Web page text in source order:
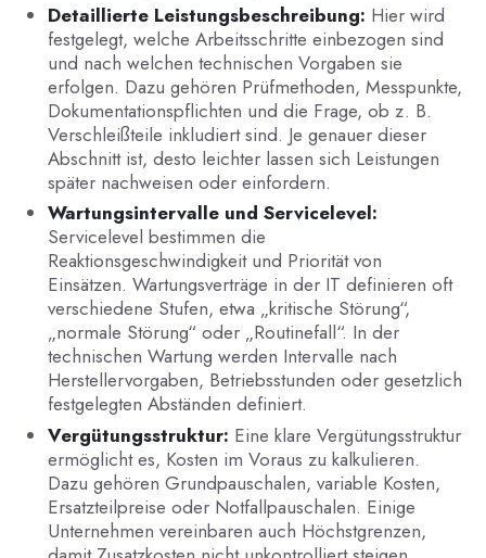
Detaillierte Leistungsbeschreibung: Hier wird
festgelegt, welche Arbeitsschritte einbezogen sind
und nach welchen technischen Vorgaben sie
erfolgen. Dazu gehören Prüfmethoden, Messpunkte,
Dokumentationspflichten und die Frage, ob z. B.
Verschleißteile inkludiert sind. Je genauer dieser
Abschnitt ist, desto leichter lassen sich Leistungen
später nachweisen oder einfordern.
Wartungsintervalle und Servicelevel:
Servicelevel bestimmen die
Reaktionsgeschwindigkeit und Priorität von
Einsätzen. Wartungsverträge in der IT definieren oft
verschiedene Stufen, etwa „kritische Störung“,
„normale Störung“ oder „Routinefall“. In der
technischen Wartung werden Intervalle nach
Herstellervorgaben, Betriebsstunden oder gesetzlich
festgelegten Abständen definiert.
Vergütungsstruktur: Eine klare Vergütungsstruktur
ermöglicht es, Kosten im Voraus zu kalkulieren.
Dazu gehören Grundpauschalen, variable Kosten,
Ersatzteilpreise oder Notfallpauschalen. Einige
Unternehmen vereinbaren auch Höchstgrenzen,